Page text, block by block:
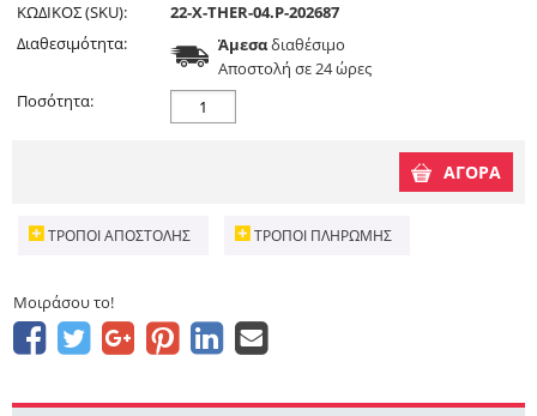
ΚΩΔΙΚΟΣ (SKU):
22-X-THER-04.P-202687
Διαθεσιμότητα:
Άμεσαδιαθέσιμο
Aποστολή σε 24 ώρες
Ποσότητα:
ΑΓΟΡΑ
ΤΡΌΠΟΙ ΑΠΟΣΤΟΛΉΣ ΤΡΌΠΟΙ ΠΛΗΡΩΜΉΣ
Μοιράσου το!